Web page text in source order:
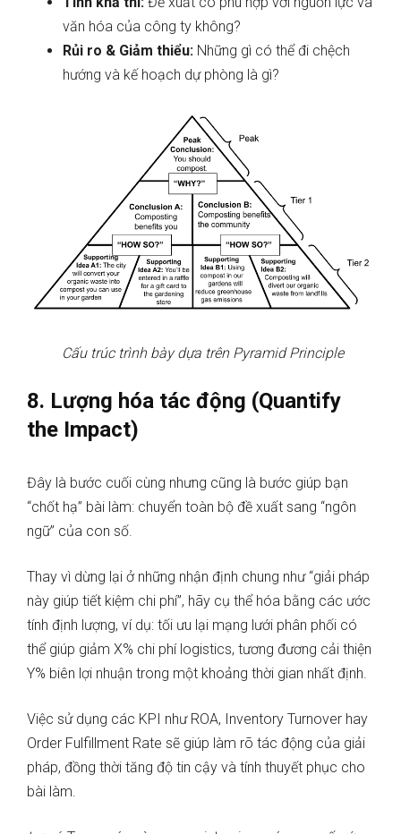
văn hóa của công ty không?
Rủi ro & Giảm thiểu: Những gì có thể đi chệch
hướng và kế hoạch dự phòng là gì?
Cấu trúc trình bày dựa trên Pyramid Principle
8. Lượng hóa tác động (Quantify
the Impact)
Đây là bước cuối cùng nhưng cũng là bước giúp bạn
“chốt hạ” bài làm: chuyển toàn bộ đề xuất sang “ngôn
ngữ” của con số.
Thay vì dừng lại ở những nhận định chung như “giải pháp
này giúp tiết kiệm chi phí”, hãy cụ thể hóa bằng các ước
tính định lượng, ví dụ: tối ưu lại mạng lưới phân phối có
thể giúp giảm X% chi phí logistics, tương đương cải thiện
Y% biên lợi nhuận trong một khoảng thời gian nhất định.
Việc sử dụng các KPI như ROA, Inventory Turnover hay
Order Fulfillment Rate sẽ giúp làm rõ tác động của giải
pháp, đồng thời tăng độ tin cậy và tính thuyết phục cho
bài làm.